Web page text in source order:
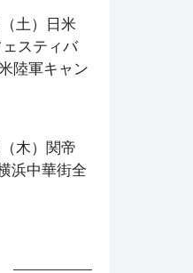
土）日米
スティバ
陸軍キャン
木）関帝
浜中華街全